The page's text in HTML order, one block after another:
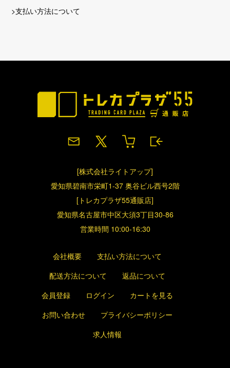
>支払い方法について
[株式会社ライトアップ]
愛知県碧南市栄町1-37 奥谷ビル西号2階
[トレカプラザ55通販店]
愛知県名古屋市中区大須3丁目30-86
営業時間 10:00-16:30
会社概要
支払い方法について
配送方法について
返品について
会員登録
ログイン
カートを見る
お問い合わせ
プライバシーポリシー
求人情報